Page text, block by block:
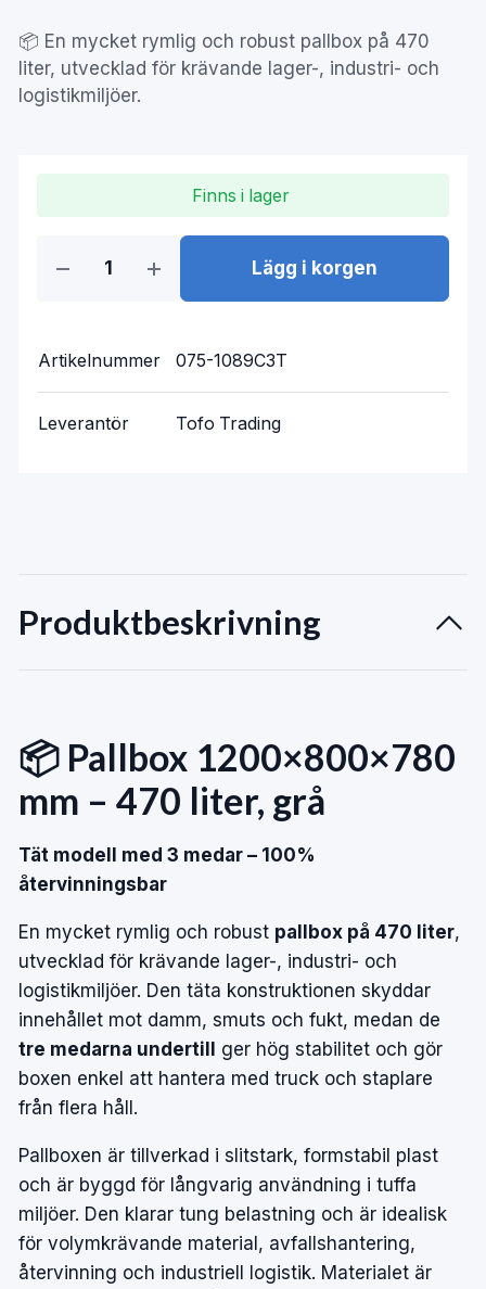
📦 En mycket rymlig och robust pallbox på 470
liter, utvecklad för krävande lager-, industri- och
logistikmiljöer.
Finns i lager
Lägg i korgen
Artikelnummer 075-1089C3T
Leverantör Tofo Trading
Produktbeskrivning
📦 Pallbox 1200×800×780
mm – 470 liter, grå
Tät modell med 3 medar – 100%
återvinningsbar
En mycket rymlig och robust pallbox på 470 liter,
utvecklad för krävande lager-, industri- och
logistikmiljöer. Den täta konstruktionen skyddar
innehållet mot damm, smuts och fukt, medan de
tre medarna undertill ger hög stabilitet och gör
boxen enkel att hantera med truck och staplare
från flera håll.
Pallboxen är tillverkad i slitstark, formstabil plast
och är byggd för långvarig användning i tuffa
miljöer. Den klarar tung belastning och är idealisk
för volymkrävande material, avfallshantering,
återvinning och industriell logistik. Materialet är